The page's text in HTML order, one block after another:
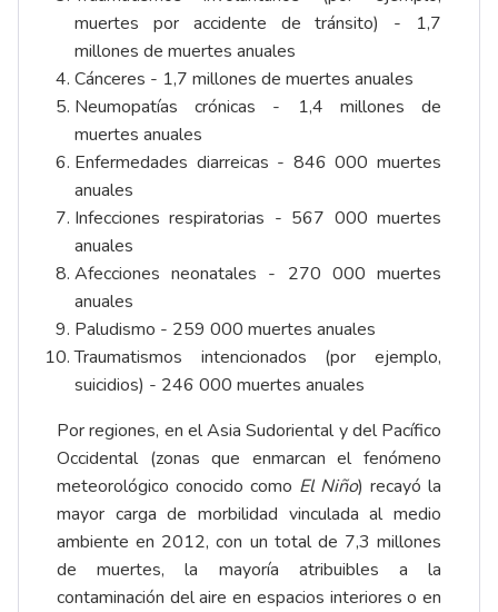
muertes por accidente de tránsito) - 1,7
millones de muertes anuales
Cánceres - 1,7 millones de muertes anuales
Neumopatías crónicas - 1,4 millones de
muertes anuales
Enfermedades diarreicas - 846 000 muertes
anuales
Infecciones respiratorias - 567 000 muertes
anuales
Afecciones neonatales - 270 000 muertes
anuales
Paludismo - 259 000 muertes anuales
Traumatismos intencionados (por ejemplo,
suicidios) - 246 000 muertes anuales
Por regiones, en el Asia Sudoriental y del Pacífico
Occidental (zonas que enmarcan el fenómeno
meteorológico conocido como El Niño) recayó la
mayor carga de morbilidad vinculada al medio
ambiente en 2012, con un total de 7,3 millones
de muertes, la mayoría atribuibles a la
contaminación del aire en espacios interiores o en